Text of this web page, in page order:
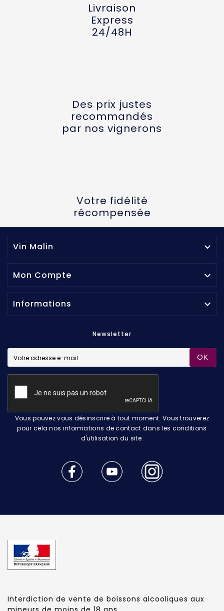
Livraison
Express
24/48H
Des prix justes
recommandés
par nos vignerons
Votre fidélité
récompensée
Vin Malin 
Mon Compte 
Informations 
Newsletter
OK
Vous pouvez vous désinscrire à tout moment. Vous trouverez
pour cela nos informations de contact dans les conditions
d'utilisation du site.
Interdiction de vente de boissons alcooliques aux